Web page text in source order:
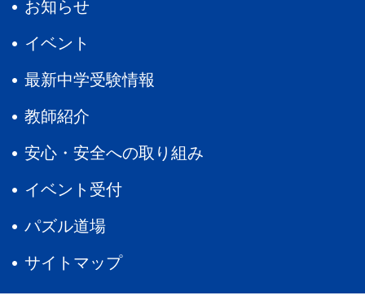
お知らせ
イベント
最新中学受験情報
教師紹介
安心・安全への取り組み
イベント受付
パズル道場
サイトマップ